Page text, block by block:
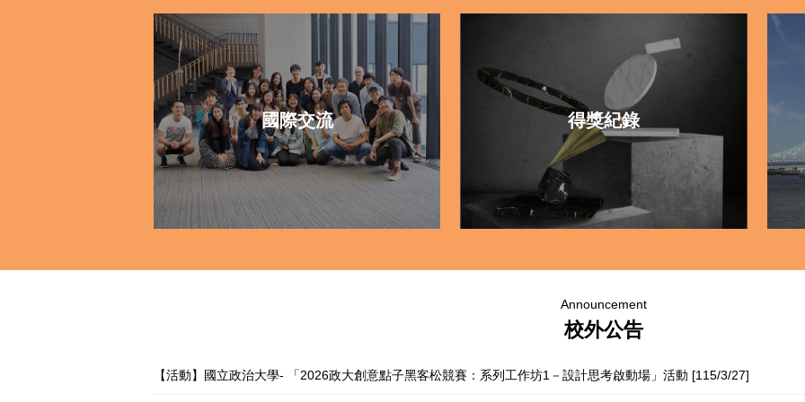
國際交流 得獎紀錄
校外公告
Announcement
【活動】國立政治大學- 「2026政大創意點子黑客松競賽：系列工作坊1－設計思考啟動場」活動 [115/3/27]